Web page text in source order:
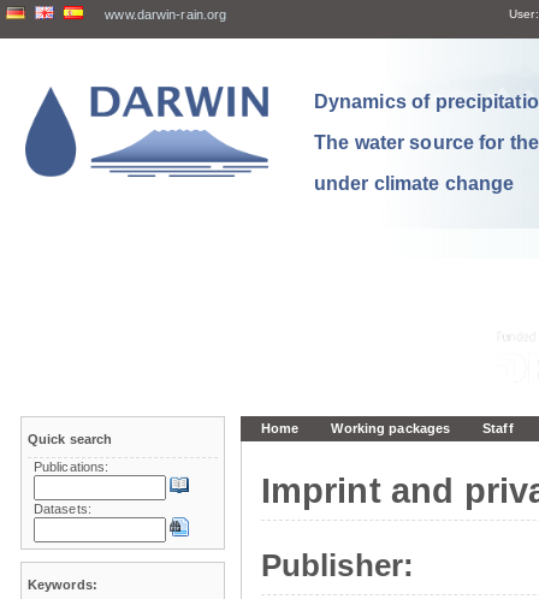
www.darwin-rain.org User:
Dynamics of
The water source for
under climate change
Home Working packages Staff
Imprint and
Publisher:
Quick search
Publications:
Datasets:
Keywords: